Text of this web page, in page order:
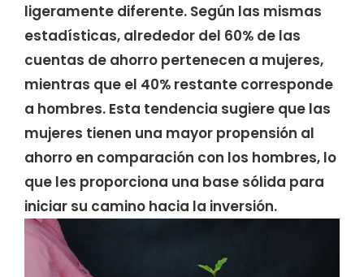
ligeramente diferente. Según las mismas
estadísticas, alrededor del 60% de las
cuentas de ahorro pertenecen a mujeres,
mientras que el 40% restante corresponde
a hombres. Esta tendencia sugiere que las
mujeres tienen una mayor propensión al
ahorro en comparación con los hombres, lo
que les proporciona una base sólida para
iniciar su camino hacia la inversión.